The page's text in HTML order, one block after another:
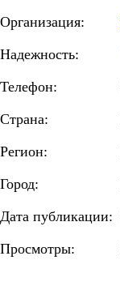
Организация:
Надежность:
Телефон:
Страна:
Регион:
Город:
Дата публикации:
Просмотры: